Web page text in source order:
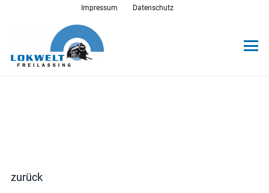
Impressum Datenschutz
zurück